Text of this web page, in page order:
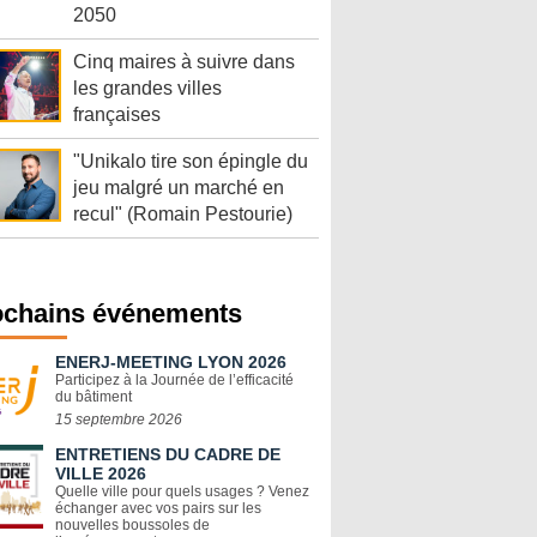
2050
Cinq maires à suivre dans
les grandes villes
françaises
"Unikalo tire son épingle du
jeu malgré un marché en
recul" (Romain Pestourie)
événements
ENERJ-MEETING LYON 2026
Participez à la Journée de l’efficacité
du bâtiment
15 septembre 2026
ENTRETIENS DU CADRE DE
VILLE 2026
Quelle ville pour quels usages ? Venez
échanger avec vos pairs sur les
nouvelles boussoles de